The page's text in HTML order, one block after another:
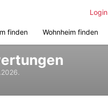
Login
finden Wohnheim finden